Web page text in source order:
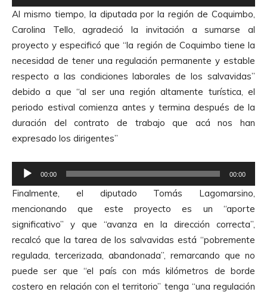
e
p
r
o
d
u
c
t
o
r
d
A
u
d
i
o
Al mismo tiempo, la diputada por la región de Coquimbo,
Carolina Tello, agradeció la invitación a sumarse al
proyecto y especificó que “la región de Coquimbo tiene la
necesidad de tener una regulación permanente y estable
respecto a las condiciones laborales de los salvavidas”
debido a que “al ser una región altamente turística, el
periodo estival comienza antes y termina después de la
duración del contrato de trabajo que acá nos han
expresado los dirigentes”
e
p
r
o
d
u
c
t
00:00 00:00
Finalmente, el diputado Tomás Lagomarsino,
mencionando que este proyecto es un “aporte
significativo” y que “avanza en la dirección correcta”,
recalcó que la tarea de los salvavidas está “pobremente
regulada, tercerizada, abandonada”, remarcando que no
puede ser que “el país con más kilómetros de borde
costero en relación con el territorio” tenga “una regulación